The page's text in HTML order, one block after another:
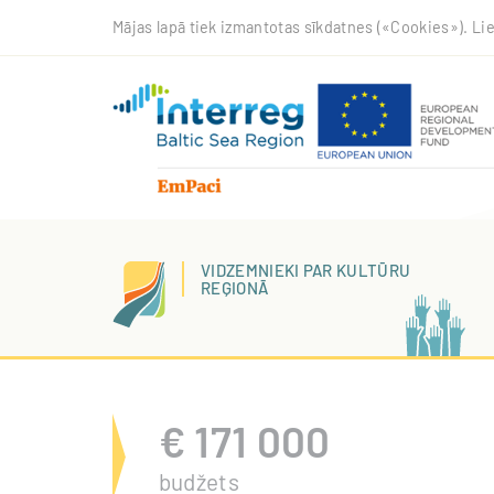
galveno
Mājas lapā tiek izmantotas sīkdatnes («Cookies»).
VIDZEMNIEKI PAR KULTŪRU
REĢIONĀ
€ 171 000
budžets